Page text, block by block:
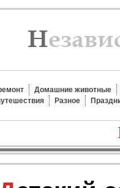
Домашние животные
Разное